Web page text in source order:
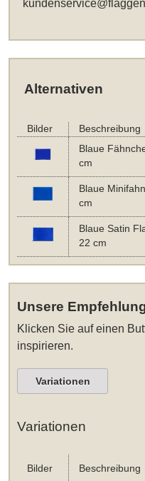
Alternativen
Bilder Beschreibung
Blaue
cm
Blaue
cm
Blaue Satin
22 cm
Unsere
Klicken Sie auf einen
inspirieren.
Variationen
Variationen
Bilder Beschreibung